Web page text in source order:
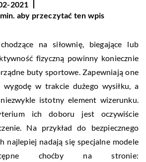
2021
aby przeczytać ten wpis
na siłownię, biegające lub
fizyczną powinny koniecznie
buty sportowe. Zapewniają one
wygodę w trakcie dużego wysiłku, a
istotny element wizerunku.
ich doboru jest oczywiście
Na przykład do bezpiecznego
najlepiej nadają się specjalne modele
choćby na stronie: